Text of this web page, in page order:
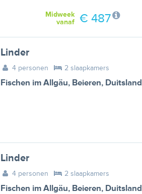
Midweek
vanaf
€ 487
Linder
4 personen 2 slaapkamers
Fischen im Allgäu, Beieren, Duitsland
Linder
4 personen 2 slaapkamers
Fischen im Allgäu, Beieren, Duitsland